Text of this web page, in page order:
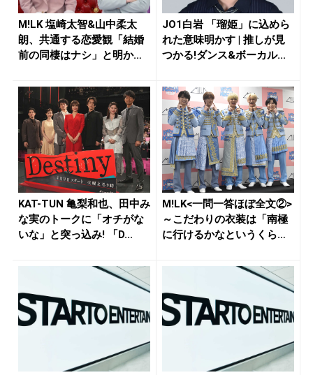
M!LK 塩崎太智&山中柔太
朗、共通する恋愛観「結婚
前の同棲はナシ」と明かす
JO1白岩 「瑠姫」に込めら
れた意味明かす | 推しが見
つかる!ダンス&ボーカル...
KAT-TUN 亀梨和也、田中み
な実のトークに「オチがな
いな」と突っ込み! 「D...
M!LK<一問一答ほぼ全文②>
～こだわりの衣装は「南極
に行けるかなというくらい